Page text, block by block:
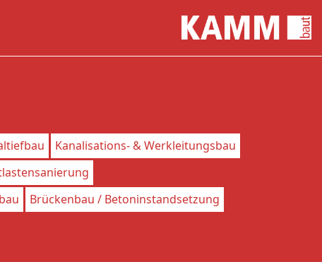
Kanalisations- & Werkleitungsbau
Brückenbau / Betoninstandsetzung